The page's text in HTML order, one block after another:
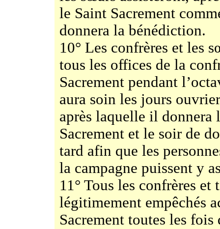
le Saint Sacrement
donnera la bénédiction.
10° Les confrères et les
tous les offices de la
Sacrement pendant
aura soin les jours
après laquelle il donnera
Sacrement et le soir de
tard afin que les
la campagne puissent y
11° Tous les confrères
légitimement empêchés
Sacrement toutes les